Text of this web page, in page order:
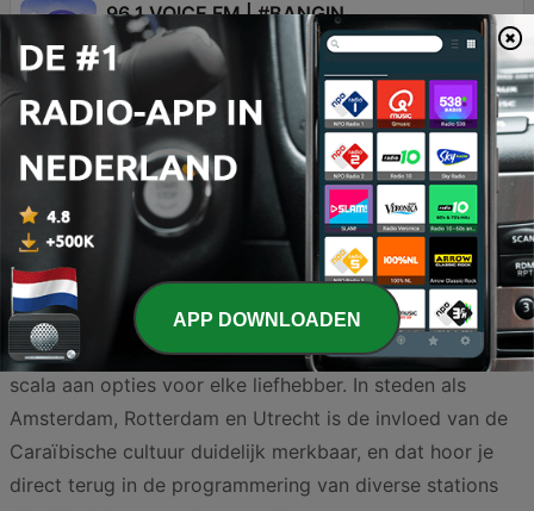
96.1 VOICE FM | #BANGIN
Bangin Station...the future in entertainment.
Hiphop
Reggae R&B / Soul 96.1 FM
Reggae-muziek heeft in Nederland een diepgewortelde
geschiedenis en een levendige community die blijft
groeien. Of je nu houdt van de klassieke rootsreggae, de
energieke beats van dancehall of de relaxte sfeer van
dub, het Nederlandse radiolandschap biedt een breed
scala aan opties voor elke liefhebber. In steden als
Amsterdam, Rotterdam en Utrecht is de invloed van de
Caraïbische cultuur duidelijk merkbaar, en dat hoor je
direct terug in de programmering van diverse stations
APP DOWNLOADEN